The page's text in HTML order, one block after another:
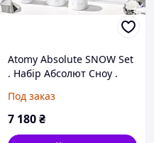
Atomy Absolute SNOW Set
. Набір Абсолют Сноу .
Под заказ
7 180₴